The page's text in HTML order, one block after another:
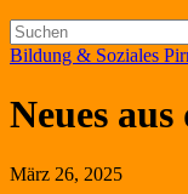
Bildung & Soziales
Neues
März 26, 2025